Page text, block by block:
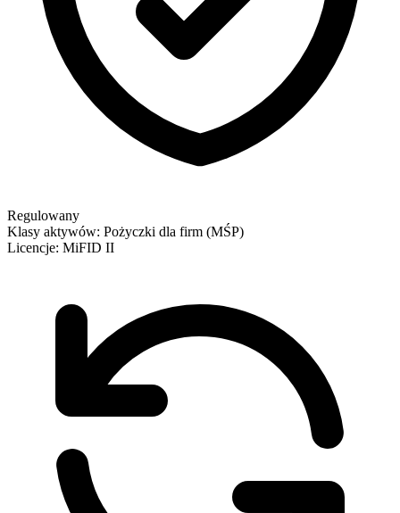
Regulowany
Klasy aktywów: Pożyczki dla firm (MŚP)
Licencje: MiFID II